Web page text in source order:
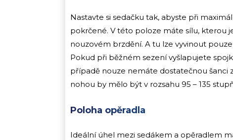
Nastavte si sedačku tak, abyste při
pokrčené. V této poloze máte sílu, kterou
nouzovém brzdění. A tu lze vyvinout
Pokud při běžném sezení vyšlapujete
případě nouze nemáte dostatečnou šanci
nohou by mělo být v rozsahu 95 – 135
Poloha opěradla
Ideální úhel mezi sedákem a opěradlem